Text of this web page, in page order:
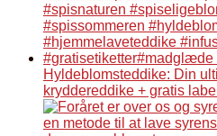
Hyldeblomsteddike: Din
kryddereddike + gratis